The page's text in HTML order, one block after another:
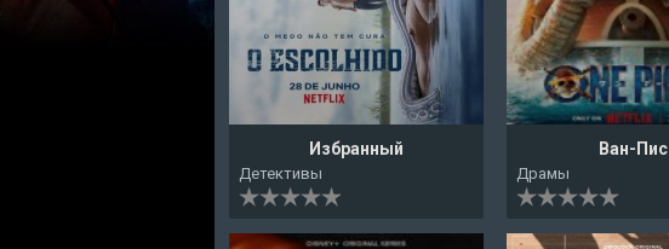
Избранный
Детективы
Ван-Пис
Драмы